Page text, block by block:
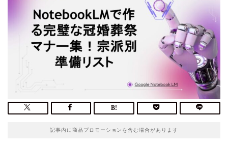
記事内に商品プロモーションを含む場合があります